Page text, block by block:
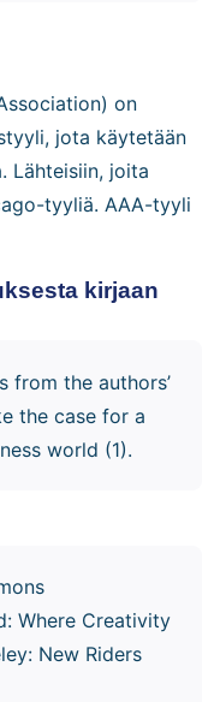
on
jota käytetään
Lähteisiin, joita
tyyliä. AAA-tyyli
kirjaan
from the authors’
the case for a
world (1).
Where Creativity
New Riders